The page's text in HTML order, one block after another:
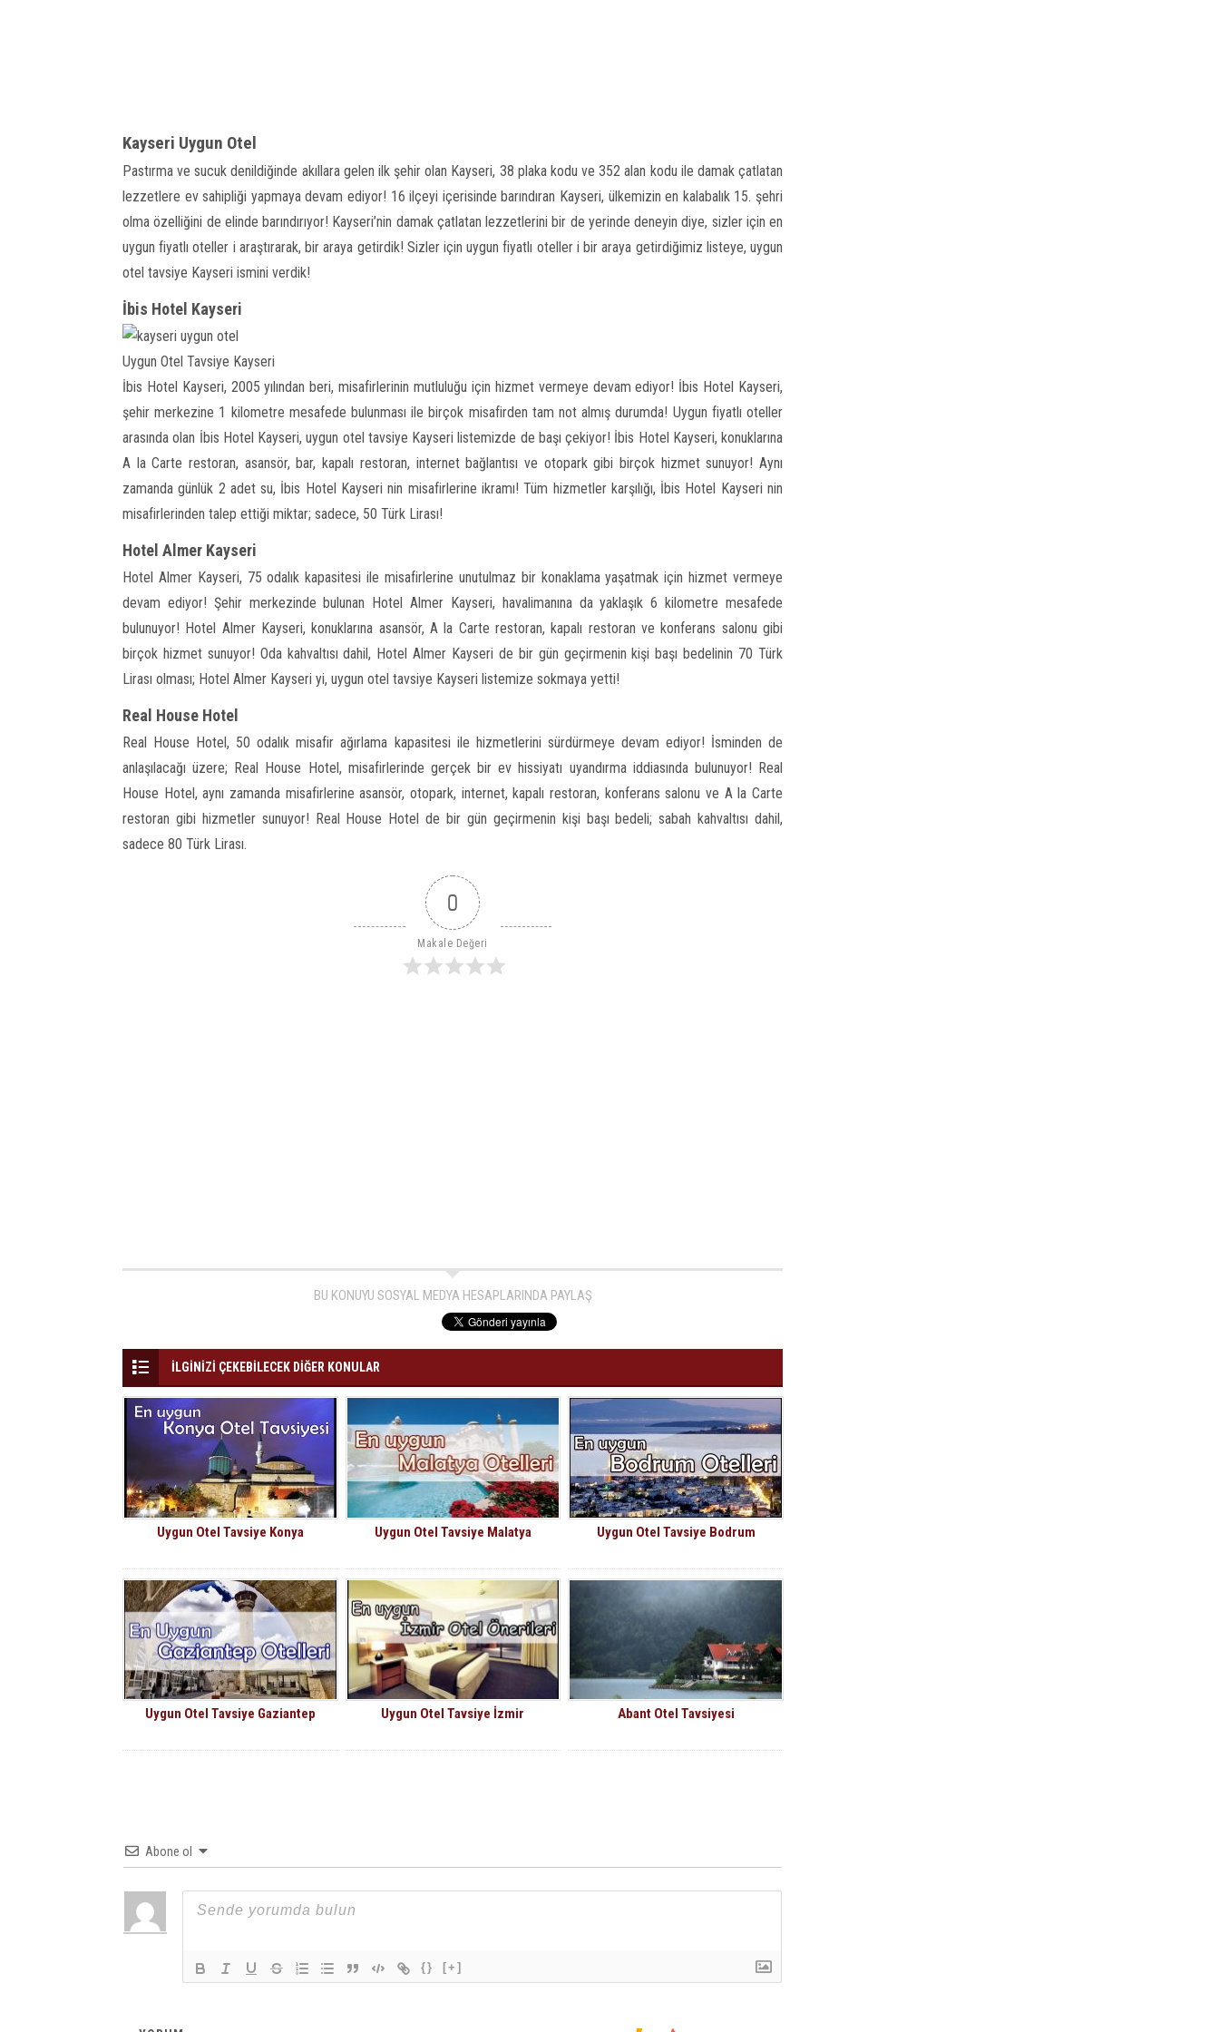
Kayseri Uygun Otel
Pastırma ve sucuk denildiğinde akıllara gelen ilk şehir olan Kayseri, 38 plaka kodu ve 352 alan kodu ile damak çatlatan
lezzetlere ev sahipliği yapmaya devam ediyor! 16 ilçeyi içerisinde barındıran Kayseri, ülkemizin en kalabalık 15. şehri
olma özelliğini de elinde barındırıyor! Kayseri’nin damak çatlatan lezzetlerini bir de yerinde deneyin diye, sizler için en
uygun fiyatlı oteller i araştırarak, bir araya getirdik! Sizler için uygun fiyatlı oteller i bir araya getirdiğimiz listeye, uygun
otel tavsiye Kayseri ismini verdik!
İbis Hotel Kayseri
Uygun Otel Tavsiye Kayseri
İbis Hotel Kayseri, 2005 yılından beri, misafirlerinin mutluluğu için hizmet vermeye devam ediyor! İbis Hotel Kayseri,
şehir merkezine 1 kilometre mesafede bulunması ile birçok misafirden tam not almış durumda! Uygun fiyatlı oteller
arasında olan İbis Hotel Kayseri, uygun otel tavsiye Kayseri listemizde de başı çekiyor! İbis Hotel Kayseri, konuklarına
A la Carte restoran, asansör, bar, kapalı restoran, internet bağlantısı ve otopark gibi birçok hizmet sunuyor! Aynı
zamanda günlük 2 adet su, İbis Hotel Kayseri nin misafirlerine ikramı! Tüm hizmetler karşılığı, İbis Hotel Kayseri nin
misafirlerinden talep ettiği miktar; sadece, 50 Türk Lirası!
Hotel Almer Kayseri
Hotel Almer Kayseri, 75 odalık kapasitesi ile misafirlerine unutulmaz bir konaklama yaşatmak için hizmet vermeye
devam ediyor! Şehir merkezinde bulunan Hotel Almer Kayseri, havalimanına da yaklaşık 6 kilometre mesafede
bulunuyor! Hotel Almer Kayseri, konuklarına asansör, A la Carte restoran, kapalı restoran ve konferans salonu gibi
birçok hizmet sunuyor! Oda kahvaltısı dahil, Hotel Almer Kayseri de bir gün geçirmenin kişi başı bedelinin 70 Türk
Lirası olması; Hotel Almer Kayseri yi, uygun otel tavsiye Kayseri listemize sokmaya yetti!
Real House Hotel
Real House Hotel, 50 odalık misafir ağırlama kapasitesi ile hizmetlerini sürdürmeye devam ediyor! İsminden de
anlaşılacağı üzere; Real House Hotel, misafirlerinde gerçek bir ev hissiyatı uyandırma iddiasında bulunuyor! Real
House Hotel, aynı zamanda misafirlerine asansör, otopark, internet, kapalı restoran, konferans salonu ve A la Carte
restoran gibi hizmetler sunuyor! Real House Hotel de bir gün geçirmenin kişi başı bedeli; sabah kahvaltısı dahil,
sadece 80 Türk Lirası.
0
Makale Değeri
BU KONUYU SOSYAL MEDYA HESAPLARINDA PAYLAŞ
İLGİNİZİ ÇEKEBİLECEK DİĞER KONULAR
Uygun Otel Tavsiye Konya Uygun Otel Tavsiye Malatya Uygun Otel Tavsiye Bodrum
Uygun Otel Tavsiye Gaziantep Uygun Otel Tavsiye İzmir Abant Otel Tavsiyesi
Abone ol
{} [+]